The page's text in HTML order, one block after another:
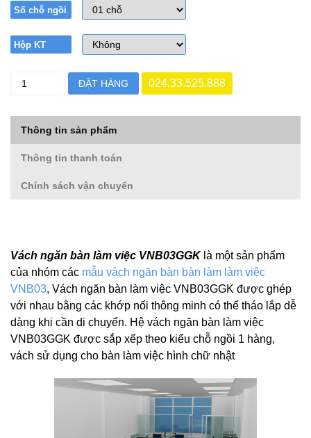
Số chỗ ngồi
Hộp KT
ĐẶT HÀNG 024.33.525.888
Thông tin sản phẩm
Thông tin thanh toán
Chính sách vận chuyển
Vách ngăn bàn làm việc VNB03GGKlà một sản phẩm
của nhóm các mẫu vách ngăn bàn bàn làm làm việc
VNB03, Vách ngăn bàn làm việc VNB03GGK được ghép
với nhau bằng các khớp nối thông minh có thể tháo lắp dễ
dàng khi cần di chuyển. Hệ vách ngăn bàn làm việc
VNB03GGK được sắp xếp theo kiểu chỗ ngồi 1 hàng,
vách sử dụng cho bàn làm việc hình chữ nhật